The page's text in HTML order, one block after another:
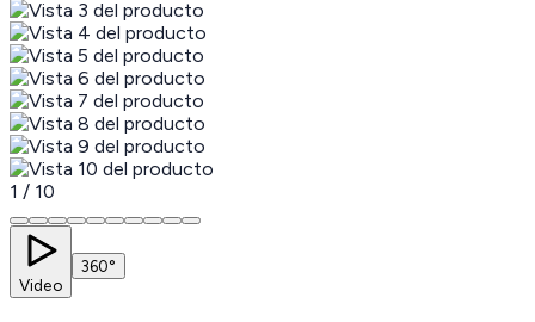
1 / 10
Video
360°